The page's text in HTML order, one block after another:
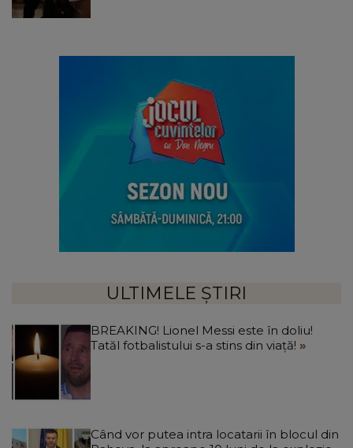
ULTIMELE ȘTIRI
BREAKING! Lionel Messi este în doliu!
Tatăl fotbalistului s-a stins din viață!
Când vor putea intra locatarii în blocul din